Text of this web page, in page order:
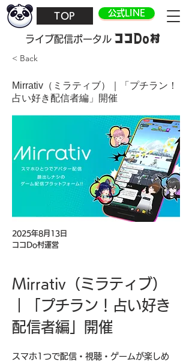
TOP 公式LINE
​ライブ配信ポータル ココDo村
< Back
Mirrativ（ミラティブ）｜「プチラン！
占い好き配信者編」開催
2025年8月13日
ココDo村運営
Mirrativ（ミラティブ）
｜「プチラン！占い好き
配信者編」開催
スマホ1つで配信・視聴・ゲームが楽しめ